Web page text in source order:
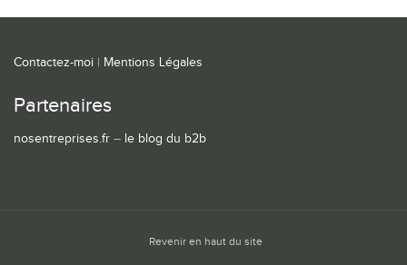
Contactez-moi | Mentions Légales
Partenaires
nosentreprises.fr – le blog du b2b
Revenir en haut du site